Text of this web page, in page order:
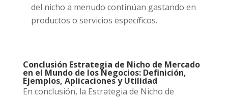
del nicho a menudo continúan gastando en
productos o servicios específicos.
Conclusión Estrategia de Nicho de Mercado
en el Mundo de los Negocios: Definición,
Ejemplos, Aplicaciones y Utilidad
En conclusión, la Estrategia de Nicho de